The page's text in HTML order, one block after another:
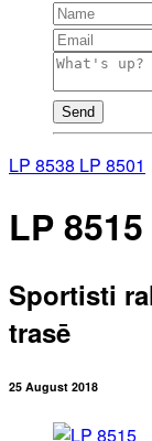
Send
LP 8538 LP 8501
LP 8515
Sportisti
trasē
25 August 2018